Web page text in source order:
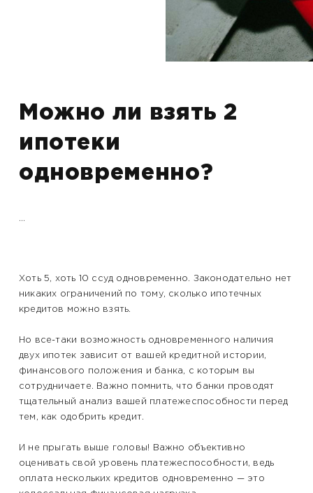
Можно ли взять 2
ипотеки
одновременно?
...
Хоть 5, хоть 10 ссуд одновременно. Законодательно нет
никаких ограничений по тому, сколько ипотечных
кредитов можно взять.
Но все-таки возможность одновременного наличия
двух ипотек зависит от вашей кредитной истории,
финансового положения и банка, с которым вы
сотрудничаете. Важно помнить, что банки проводят
тщательный анализ вашей платежеспособности перед
тем, как одобрить кредит.
И не прыгать выше головы! Важно объективно
оценивать свой уровень платежеспособности, ведь
оплата нескольких кредитов одновременно — это